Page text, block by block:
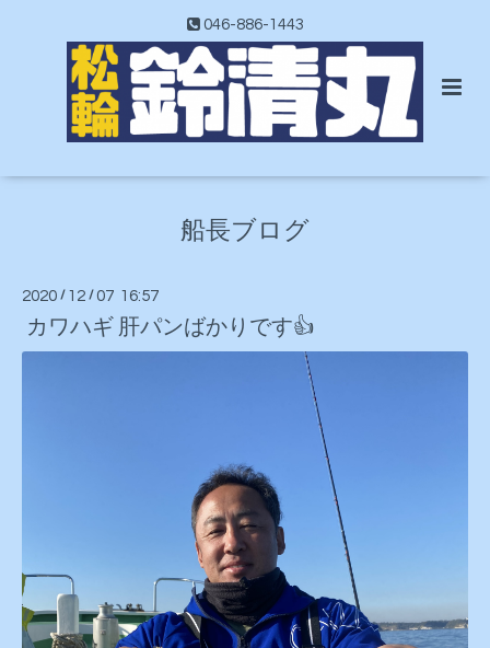
046-886-1443
船長ブログ
2020 / 12 / 07 16:57
カワハギ 肝パンばかりです👍